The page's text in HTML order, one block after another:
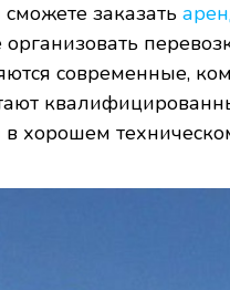
заказать
организовать
современные,
хорошем